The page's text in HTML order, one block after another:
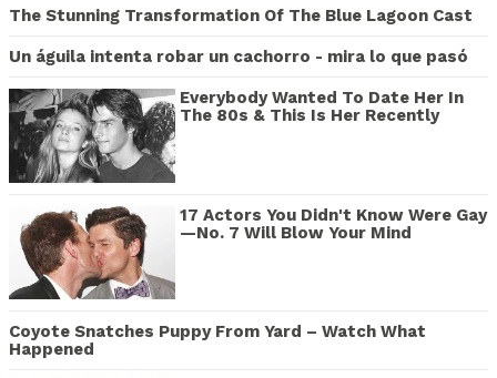
The Stunning Transformation Of The Blue Lagoon Cast
Un águila intenta robar un cachorro - mira lo que pasó
Everybody Wanted To Date Her In
The 80s & This Is Her Recently
17 Actors You Didn't Know Were Gay
—No. 7 Will Blow Your Mind
Coyote Snatches Puppy From Yard – Watch What
Happened